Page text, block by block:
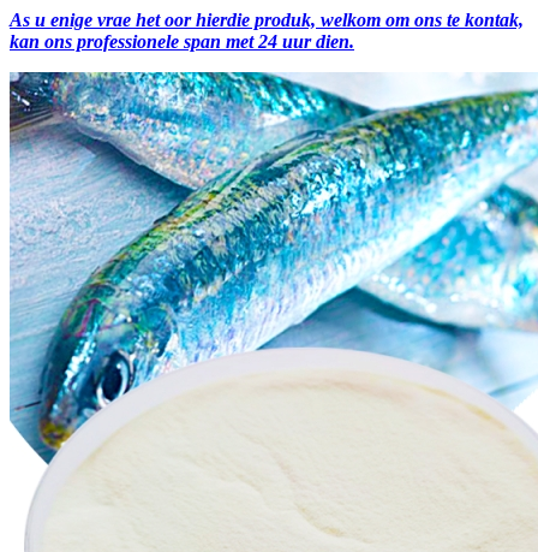
As u enige vrae het oor hierdie produk, welkom om ons te kontak,
kan ons professionele span met 24 uur dien.